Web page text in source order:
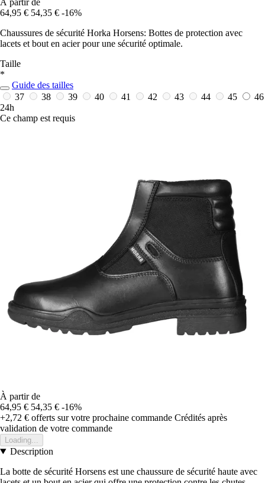
À partir de
64,95 € 54,35 € -16%
Chaussures de sécurité Horka Horsens: Bottes de protection avec
lacets et bout en acier pour une sécurité optimale.
Taille
*
Guide des tailles
37
38 39 40 41 42 43 44 45
46
24h
Ce champ est requis
À partir de
64,95 € 54,35 € -16%
+2,72 € offerts sur votre prochaine commande Crédités après
validation de votre commande
Loading...
Description
La botte de sécurité Horsens est une chaussure de sécurité haute avec